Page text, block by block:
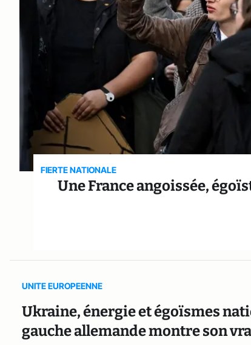
FIERTE NATIONALE
Une France angoissée,
UNITE EUROPEENNE
Ukraine, énergie et égoïsmes
gauche allemande montre son